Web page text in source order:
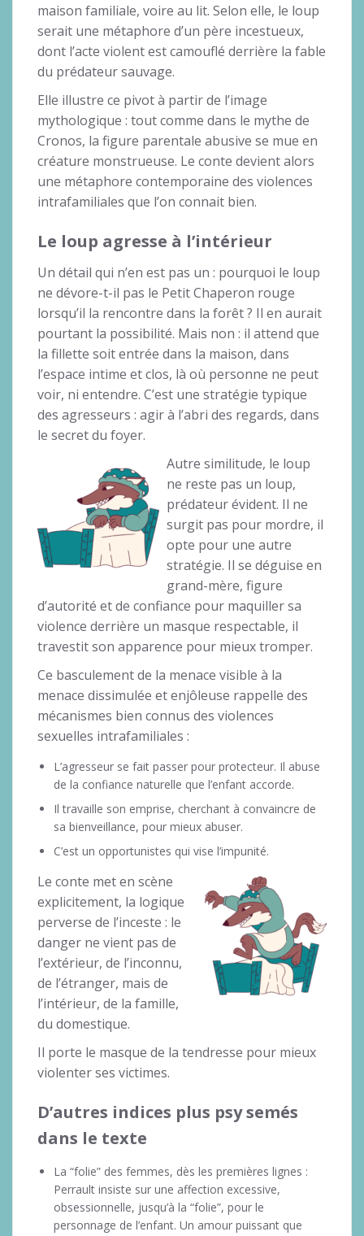
maison familiale, voire au lit. Selon elle, le loup
serait une métaphore d’un père incestueux,
dont l’acte violent est camouflé derrière la fable
du prédateur sauvage.
Elle illustre ce pivot à partir de l’image
mythologique : tout comme dans le mythe de
Cronos, la figure parentale abusive se mue en
créature monstrueuse. Le conte devient alors
une métaphore contemporaine des violences
intrafamiliales que l’on connait bien.
Le loup agresse à l’intérieur
Un détail qui n’en est pas un : pourquoi le loup
ne dévore-t-il pas le Petit Chaperon rouge
lorsqu’il la rencontre dans la forêt ? Il en aurait
pourtant la possibilité. Mais non : il attend que
la fillette soit entrée dans la maison, dans
l’espace intime et clos, là où personne ne peut
voir, ni entendre. C’est une stratégie typique
des agresseurs : agir à l’abri des regards, dans
le secret du foyer.
Autre similitude, le loup
ne reste pas un loup,
prédateur évident. Il ne
surgit pas pour mordre, il
opte pour une autre
stratégie. Il se déguise en
grand-mère, figure
d’autorité et de confiance pour maquiller sa
violence derrière un masque respectable, il
travestit son apparence pour mieux tromper.
Ce basculement de la menace visible à la
menace dissimulée et enjôleuse rappelle des
mécanismes bien connus des violences
sexuelles intrafamiliales :
L’agresseur se fait passer pour protecteur. Il abuse
de la confiance naturelle que l’enfant accorde.
Il travaille son emprise, cherchant à convaincre de
sa bienveillance, pour mieux abuser.
C’est un opportunistes qui vise l’impunité.
Le conte met en scène
explicitement, la logique
perverse de l’inceste : le
danger ne vient pas de
l’extérieur, de l’inconnu,
de l’étranger, mais de
l’intérieur, de la famille,
du domestique.
Il porte le masque de la tendresse pour mieux
violenter ses victimes.
D’autres indices plus psy semés
dans le texte
La “folie” des femmes, dès les premières lignes :
Perrault insiste sur une affection excessive,
obsessionnelle, jusqu’à la “folie”, pour le
personnage de l’enfant. Un amour puissant que